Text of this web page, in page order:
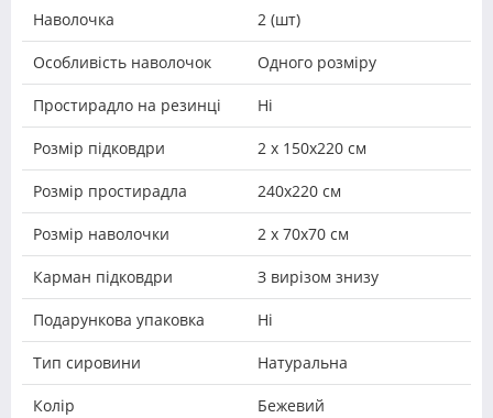
Наволочка 2 (шт)
Особливість наволочок Одного розміру
Простирадло на резинці Ні
Розмір підковдри 2 х 150х220 см
Розмір простирадла 240х220 см
Розмір наволочки 2 х 70х70 см
Карман підковдри З вирізом знизу
Подарункова упаковка Ні
Тип сировини Натуральна
Колір Бежевий